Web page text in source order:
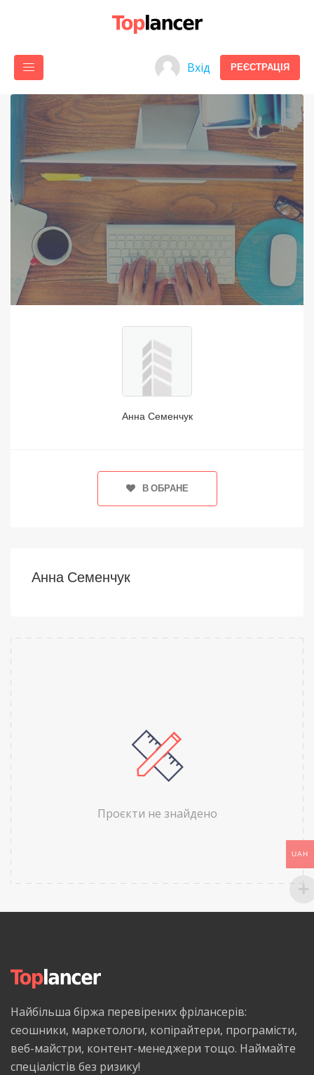
Вхід РЕЄСТРАЦІЯ
Анна Семенчук
В ОБРАНЕ
Анна Семенчук
Проєкти не знайдено
Найбільша біржа перевірених фрілансерів:
сеошники, маркетологи, копірайтери, програмісти,
веб-майстри, контент-менеджери тощо. Наймайте
спеціалістів без ризику!
UAH